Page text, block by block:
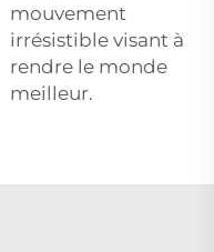
mouvement
irrésistible visant à
rendre le monde
meilleur.